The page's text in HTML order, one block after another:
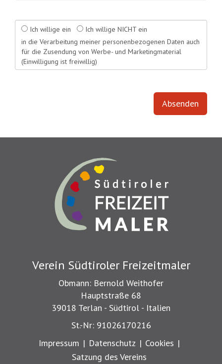
Ich willige ein
Ich willige NICHT ein
in die Verarbeitung meiner personenbezogenen Daten auch
für die Zusendung von Werbe- und Marketingmaterial
(Einwilligung ist freiwillig)
Absenden
Verein Südtiroler Freizeitmaler
Obmann: Bernold Weithofer
Hauptstraße 68
39018 Terlan - Südtirol - Italien
St.-Nr: 91026170216
Impressum | Datenschutz | Cookies |
Satzung des Vereins